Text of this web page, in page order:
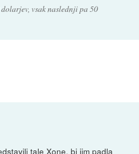
vsak naslednji pa 50
tale Xone, bi jim padla